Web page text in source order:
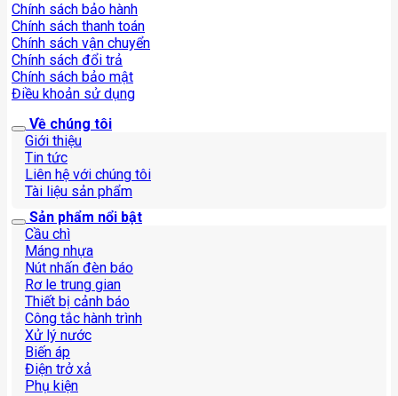
Chính sách bảo hành
Chính sách thanh toán
Chính sách vận chuyển
Chính sách đổi trả
Chính sách bảo mật
Điều khoản sử dụng
Về chúng tôi
Giới thiệu
Tin tức
Liên hệ với chúng tôi
Tài liệu sản phẩm
Sản phẩm nổi bật
Cầu chì
Máng nhựa
Nút nhấn đèn báo
Rơ le trung gian
Thiết bị cảnh báo
Công tắc hành trình
Xử lý nước
Biến áp
Điện trở xả
Phụ kiện